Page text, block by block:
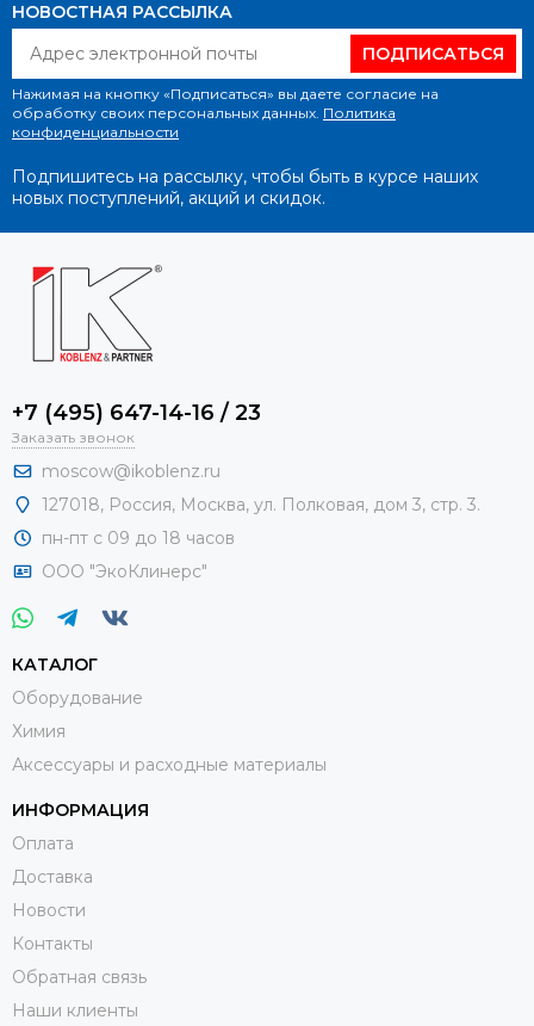
НОВОСТНАЯ РАССЫЛКА
ПОДПИСАТЬСЯ
Нажимая на кнопку «Подписаться» вы даете согласие на
обработку своих персональных данных. Политика
конфиденциальности
Подпишитесь на рассылку, чтобы быть в курсе наших
новых поступлений, акций и скидок.
+7 (495) 647-14-16 / 23
Заказать звонок
moscow@ikoblenz.ru
127018, Россия, Москва, ул. Полковая, дом 3, стр. 3.
пн-пт с 09 до 18 часов
ООО "ЭкоКлинерс"
КАТАЛОГ
Оборудование
Химия
Аксессуары и расходные материалы
ИНФОРМАЦИЯ
Оплата
Доставка
Новости
Контакты
Обратная связь
Наши клиенты